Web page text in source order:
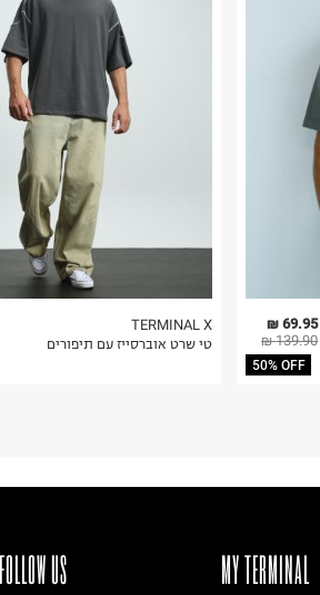
TERMINAL X
טי שרט אוברסייז עם תיפורים
69.95 ₪
139.90 ₪
50% OFF
FOLLOW US MY TERMINAL